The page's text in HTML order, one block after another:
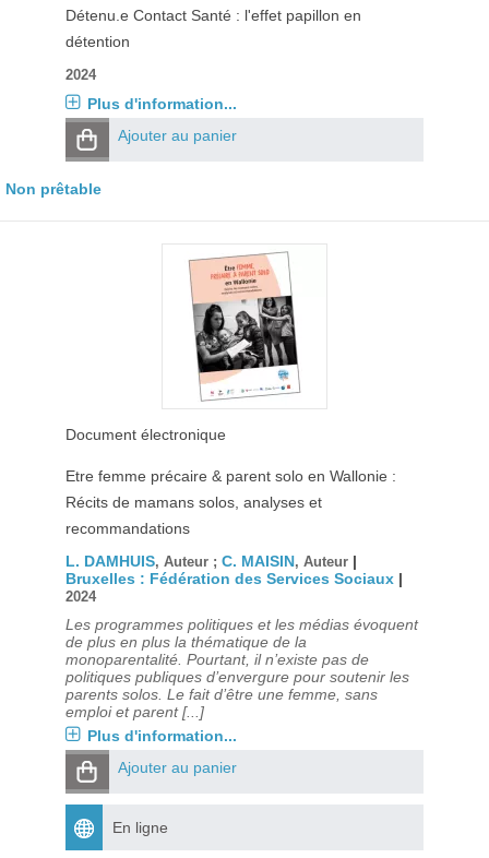
Détenu.e Contact Santé : l'effet papillon en
détention
2024
Plus d'information...
Ajouter au panier
Non prêtable
Document électronique
Etre femme précaire & parent solo en Wallonie :
Récits de mamans solos, analyses et
recommandations
L. DAMHUIS, Auteur ; C. MAISIN, Auteur |
Bruxelles : Fédération des Services Sociaux|
2024
Les programmes politiques et les médias évoquent
de plus en plus la thématique de la
monoparentalité. Pourtant, il n’existe pas de
politiques publiques d’envergure pour soutenir les
parents solos. Le fait d’être une femme, sans
emploi et parent [...]
Plus d'information...
Ajouter au panier
En ligne